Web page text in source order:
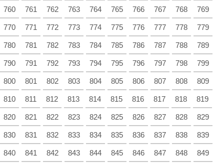
760 761 762 763 764 765 766 767 768 769
770 771 772 773 774 775 776 777 778 779
780 781 782 783 784 785 786 787 788 789
790 791 792 793 794 795 796 797 798 799
800 801 802 803 804 805 806 807 808 809
810 811 812 813 814 815 816 817 818 819
820 821 822 823 824 825 826 827 828 829
830 831 832 833 834 835 836 837 838 839
840 841 842 843 844 845 846 847 848 849